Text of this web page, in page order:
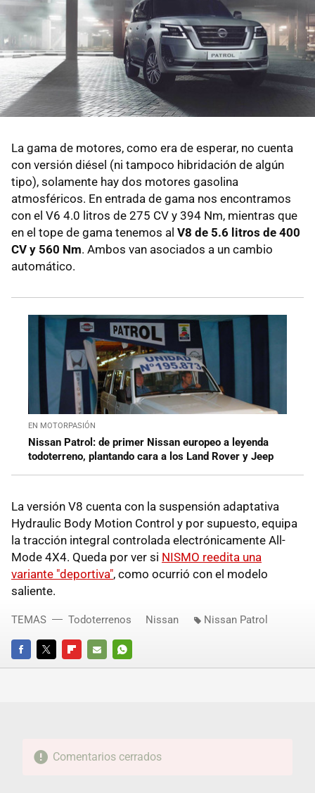
La gama de motores, como era de esperar, no cuenta
con versión diésel (ni tampoco hibridación de algún
tipo), solamente hay dos motores gasolina
atmosféricos. En entrada de gama nos encontramos
con el V6 4.0 litros de 275 CV y 394 Nm, mientras que
en el tope de gama tenemos al V8 de 5.6 litros de 400
CV y 560 Nm. Ambos van asociados a un cambio
automático.
EN MOTORPASIÓN
Nissan Patrol: de primer Nissan europeo a leyenda
todoterreno, plantando cara a los Land Rover y Jeep
La versión V8 cuenta con la suspensión adaptativa
Hydraulic Body Motion Control y por supuesto, equipa
la tracción integral controlada electrónicamente All-
Mode 4X4. Queda por ver si NISMO reedita una
variante "deportiva", como ocurrió con el modelo
saliente.
FACEBOOKTWITTERFLIPBOARD
E-
WHATSAPP
TEMAS Todoterrenos Nissan Nissan Patrol
Comentarios cerrados